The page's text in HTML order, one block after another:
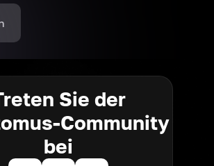
Sie der
Community
bei